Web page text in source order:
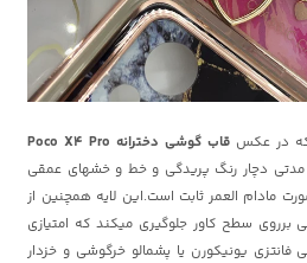
در عکس قاب گوشی دخترانه Poco X4 Pro
مدتی دچار رنگ پریدگی و خط و خشهای عمقی
مادام العمر ثابت است.این لایه همچنین از
برروی سطح کاور جلوگیری میکند که امتیازی
فانتزی یونیکورن یا پشمالو خرگوشی و خزدار